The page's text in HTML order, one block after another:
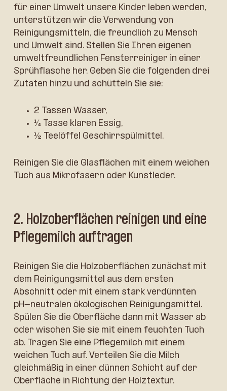
für einer Umwelt unsere Kinder leben werden,
unterstützen wir die Verwendung von
Reinigungsmitteln, die freundlich zu Mensch
und Umwelt sind. Stellen Sie Ihren eigenen
umweltfreundlichen Fensterreiniger in einer
Sprühflasche her. Geben Sie die folgenden drei
Zutaten hinzu und schütteln Sie sie:
2 Tassen Wasser,
¼ Tasse klaren Essig,
½ Teelöffel Geschirrspülmittel.
Reinigen Sie die Glasflächen mit einem weichen
Tuch aus Mikrofasern oder Kunstleder.
2. Holzoberflächen reinigen und eine
Pflegemilch auftragen
Reinigen Sie die Holzoberflächen zunächst mit
dem Reinigungsmittel aus dem ersten
Abschnitt oder mit einem stark verdünnten
pH-neutralen ökologischen Reinigungsmittel.
Spülen Sie die Oberfläche dann mit Wasser ab
oder wischen Sie sie mit einem feuchten Tuch
ab. Tragen Sie eine Pflegemilch mit einem
weichen Tuch auf. Verteilen Sie die Milch
gleichmäßig in einer dünnen Schicht auf der
Oberfläche in Richtung der Holztextur.